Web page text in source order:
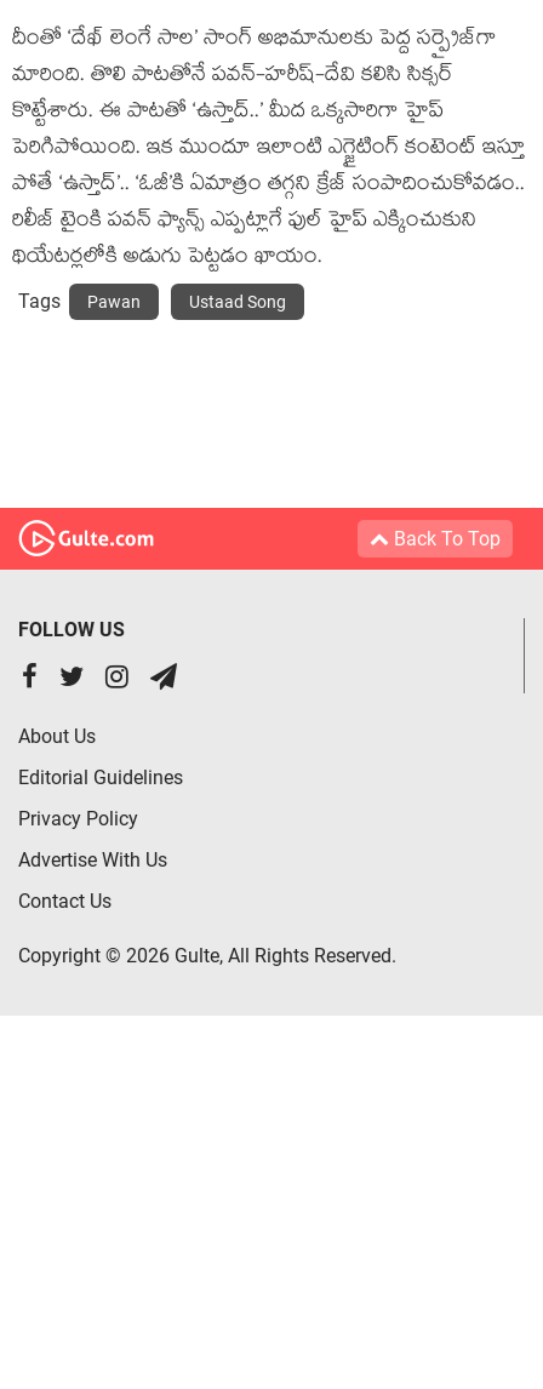
దీంతో ‘దేఖ్ లెంగే సాల’ సాంగ్ అభిమానులకు పెద్ద సర్ప్రైజ్‌గా
మారింది. తొలి పాటతోనే పవన్-హరీష్-దేవి కలిసి సిక్సర్
కొట్టేశారు. ఈ పాటతో ‘ఉస్తాద్..’ మీద ఒక్కసారిగా హైప్
పెరిగిపోయింది. ఇక ముందూ ఇలాంటి ఎగ్జైటింగ్ కంటెంట్ ఇస్తూ
పోతే ‘ఉస్తాద్’.. ‘ఓజీ’కి ఏమాత్రం తగ్గని క్రేజ్ సంపాదించుకోవడం..
రిలీజ్ టైంకి పవన్ ఫ్యాన్స్ ఎప్పట్లాగే ఫుల్ హైప్ ఎక్కించుకుని
థియేటర్లలోకి అడుగు పెట్టడం ఖాయం.
Tags Pawan Ustaad Song
Back To Top
FOLLOW US
About Us
Editorial Guidelines
Privacy Policy
Advertise With Us
Contact Us
Copyright © 2026 Gulte, All Rights Reserved.